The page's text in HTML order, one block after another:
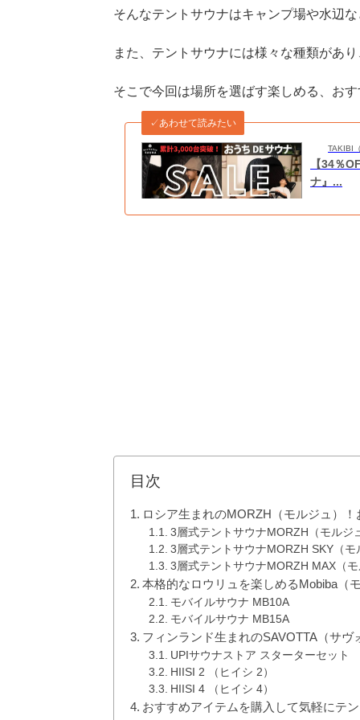
そんなテントサウナはキャンプ場や水辺
また、テントサウナには様々な種類があ
そこで今回は場所を選ばす楽しめる、お
TAKIBI
✓あわせて読みたい
【34％
ナ』...
目次
ロシア生まれのMORZH（モルジュ）！
3層式テントサウナMORZH（モルジ
3層式テントサウナMORZH SKY（モ
3層式テントサウナMORZH MAX（
本格的なロウリュを楽しめるMobiba（
モバイルサウナ MB10A
モバイルサウナ MB15A
フィンランド生まれのSAVOTTA（サヴ
UPIサウナストア スターターセット
HIISI 2 （ヒイシ 2）
HIISI 4 （ヒイシ 4）
おすすめアイテムを購入して気軽にテ